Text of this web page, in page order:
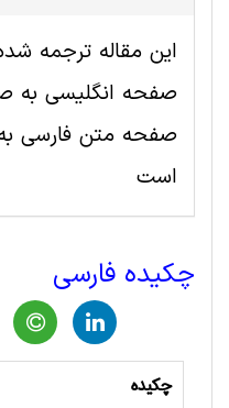
صفحه متن فارسی
است
چکیده فارسی
چکیده